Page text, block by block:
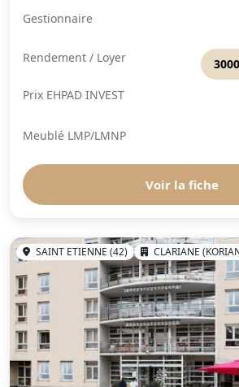
Gestionnaire
Rendement / Loyer
Prix EHPAD INVEST
Meublé LMP/LMNP
Voir la fiche
SAINT ETIENNE (42) CLARIANE